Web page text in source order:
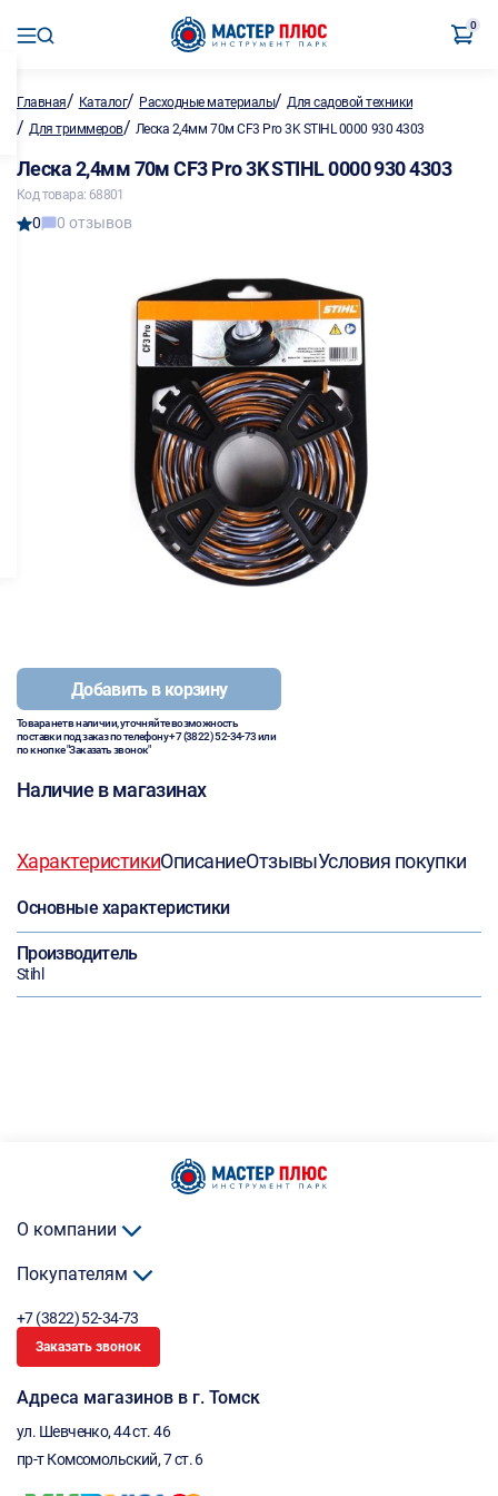
0
Главная/ Каталог/ Расходные материалы/Для садовой техники
/ Для триммеров/ Леска 2,4мм 70м CF3 Pro 3K STIHL 0000 930 4303
Леска 2,4мм 70м CF3 Pro 3K STIHL 0000 930 4303
Код товара: 68801
0 0 отзывов
Добавить в корзину
Товара нет в наличии, уточняйте возможность
поставки под заказ по телефону+7 (3822) 52-34-73или
по кнопке "Заказать звонок"
Наличие в магазинах
ХарактеристикиОписаниеОтзывыУсловия покупки
Основные характеристики
Производитель
Stihl
О компании
Покупателям
+7 (3822) 52-34-73
Заказать звонок
Адреса магазинов в г. Томск
ул. Шевченко, 44 ст. 46
пр-т Комсомольский, 7 ст. 6